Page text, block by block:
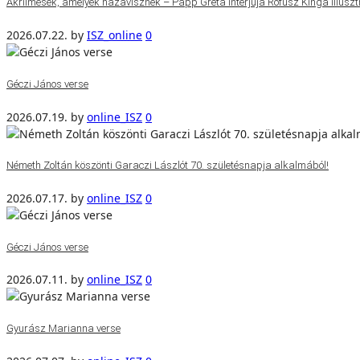
2026.07.22. by ISZ_online 0
Géczi János verse
2026.07.19. by online_ISZ 0
Németh Zoltán köszönti Garaczi Lászlót 70. születésnapja alkalmából!
2026.07.17. by online_ISZ 0
Géczi János verse
2026.07.11. by online_ISZ 0
Gyurász Marianna verse